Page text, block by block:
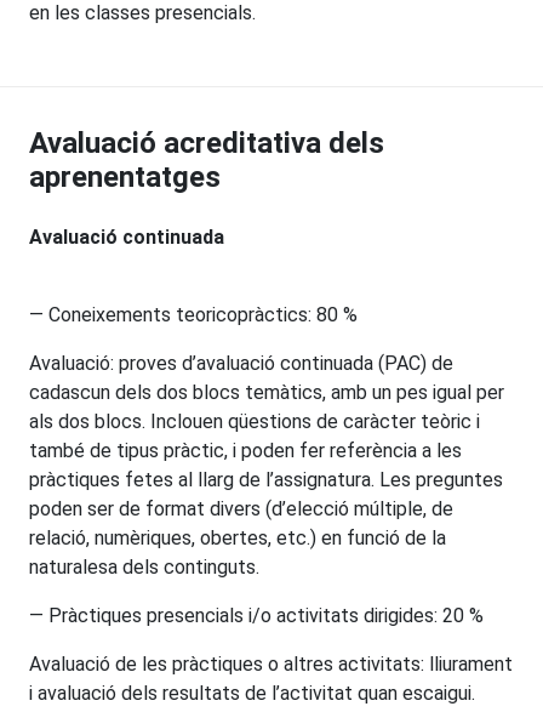
en les classes presencials.
Avaluació acreditativa dels
aprenentatges
Avaluació continuada
— Coneixements teoricopràctics: 80 %
Avaluació: proves d’avaluació continuada (PAC) de
cadascun dels dos blocs temàtics, amb un pes igual per
als dos blocs. Inclouen qüestions de caràcter teòric i
també de tipus pràctic, i poden fer referència a les
pràctiques fetes al llarg de l’assignatura. Les preguntes
poden ser de format divers (d’elecció múltiple, de
relació, numèriques, obertes, etc.) en funció de la
naturalesa dels continguts.
— Pràctiques presencials i/o activitats dirigides: 20 %
Avaluació de les pràctiques o altres activitats: lliurament
i avaluació dels resultats de l’activitat quan escaigui.